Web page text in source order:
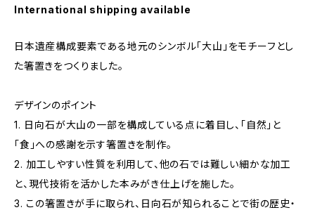
International shipping available
日本遺産構成要素である地元のシンボル「大山」をモチーフとし
た箸置きをつくりました。
デザインのポイント
1. 日向石が大山の一部を構成している点に着目し、「自然」と
「食」への感謝を示す箸置きを制作。
2. 加工しやすい性質を利用して、他の石では難しい細かな加工
と、現代技術を活かした本みがき仕上げを施した。
3. この箸置きが手に取られ、日向石が知られることで街の歴史・